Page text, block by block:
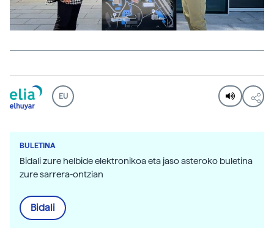
EU
BULETINA
Bidali zure helbide elektronikoa eta jaso asteroko buletina
zure sarrera-ontzian
Bidali